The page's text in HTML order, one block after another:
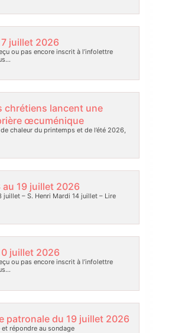
juillet 2026
ou pas encore inscrit à l’infolettre
chrétiens lancent une
œcuménique
chaleur du printemps et de l’été 2026,
au 19 juillet 2026
juillet – S. Henri Mardi 14 juillet –Lire
juillet 2026
ou pas encore inscrit à l’infolettre
patronale du 19 juillet 2026
et répondre au sondage